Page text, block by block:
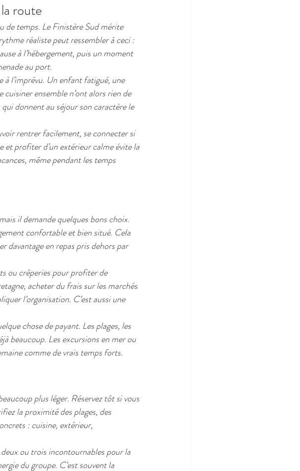
route
de temps. Le Finistère Sud mérite
réaliste peut ressembler à ceci :
à l’hébergement, puis un moment
au port.
à l’imprévu. Un enfant fatigué, une
ensemble n’ont alors rien de
donnent au séjour son caractère le
rentrer facilement, se connecter si
et profiter d’un extérieur calme évite la
même pendant les temps
il demande quelques bons choix.
confortable et bien situé. Cela
davantage en repas pris dehors par
ou crêperies pour profiter de
acheter du frais sur les marchés
l’organisation. C’est aussi une
chose de payant. Les plages, les
beaucoup. Les excursions en mer ou
comme de vrais temps forts.
plus léger. Réservez tôt si vous
la proximité des plages, des
: cuisine, extérieur,
ou trois incontournables pour la
du groupe. C’est souvent la